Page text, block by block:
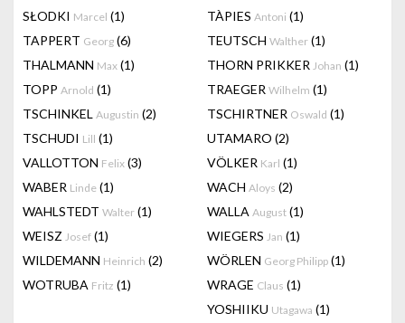
SŁODKI Marcel (1) TÀPIES Antoni (1)
TAPPERT Georg (6) TEUTSCH Walther (1)
THALMANN Max (1) THORN PRIKKER Johan (1)
TOPP Arnold (1) TRAEGER Wilhelm (1)
TSCHINKEL Augustin (2) TSCHIRTNER Oswald (1)
TSCHUDI Lill (1) UTAMARO (2)
VALLOTTON Felix (3) VÖLKER Karl (1)
WABER Linde (1) WACH Aloys (2)
WAHLSTEDT Walter (1) WALLA August (1)
WEISZ Josef (1) WIEGERS Jan (1)
WILDEMANN Heinrich (2) WÖRLEN Georg Philipp (1)
WOTRUBA Fritz (1) WRAGE Claus (1)
YOSHIIKU Utagawa (1)